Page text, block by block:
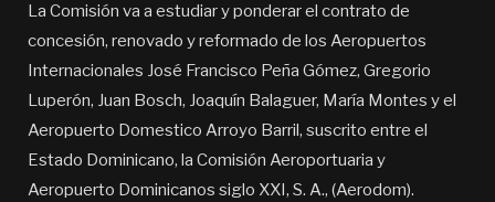
La Comisión va a estudiar y ponderar el contrato de
concesión, renovado y reformado de los Aeropuertos
Internacionales José Francisco Peña Gómez, Gregorio
Luperón, Juan Bosch, Joaquín Balaguer, María Montes y el
Aeropuerto Domestico Arroyo Barril, suscrito entre el
Estado Dominicano, la Comisión Aeroportuaria y
Aeropuerto Dominicanos siglo XXI, S. A., (Aerodom).